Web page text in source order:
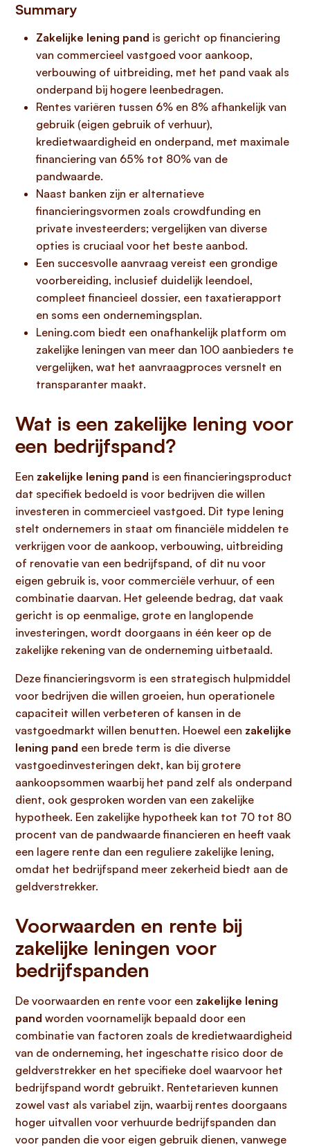
Summary
Zakelijke lening pand is gericht op financiering
van commercieel vastgoed voor aankoop,
verbouwing of uitbreiding, met het pand vaak als
onderpand bij hogere leenbedragen.
Rentes variëren tussen 6% en 8% afhankelijk van
gebruik (eigen gebruik of verhuur),
kredietwaardigheid en onderpand, met maximale
financiering van 65% tot 80% van de
pandwaarde.
Naast banken zijn er alternatieve
financieringsvormen zoals crowdfunding en
private investeerders; vergelijken van diverse
opties is cruciaal voor het beste aanbod.
Een succesvolle aanvraag vereist een grondige
voorbereiding, inclusief duidelijk leendoel,
compleet financieel dossier, een taxatierapport
en soms een ondernemingsplan.
Lening.com biedt een onafhankelijk platform om
zakelijke leningen van meer dan 100 aanbieders te
vergelijken, wat het aanvraagproces versnelt en
transparanter maakt.
Wat is een zakelijke lening voor
een bedrijfspand?
Een zakelijke lening pand is een financieringsproduct
dat specifiek bedoeld is voor bedrijven die willen
investeren in commercieel vastgoed. Dit type lening
stelt ondernemers in staat om financiële middelen te
verkrijgen voor de aankoop, verbouwing, uitbreiding
of renovatie van een bedrijfspand, of dit nu voor
eigen gebruik is, voor commerciële verhuur, of een
combinatie daarvan. Het geleende bedrag, dat vaak
gericht is op eenmalige, grote en langlopende
investeringen, wordt doorgaans in één keer op de
zakelijke rekening van de onderneming uitbetaald.
Deze financieringsvorm is een strategisch hulpmiddel
voor bedrijven die willen groeien, hun operationele
capaciteit willen verbeteren of kansen in de
vastgoedmarkt willen benutten. Hoewel een zakelijke
lening pand een brede term is die diverse
vastgoedinvesteringen dekt, kan bij grotere
aankoopsommen waarbij het pand zelf als onderpand
dient, ook gesproken worden van een zakelijke
hypotheek. Een zakelijke hypotheek kan tot 70 tot 80
procent van de pandwaarde financieren en heeft vaak
een lagere rente dan een reguliere zakelijke lening,
omdat het bedrijfspand meer zekerheid biedt aan de
geldverstrekker.
Voorwaarden en rente bij
zakelijke leningen voor
bedrijfspanden
De voorwaarden en rente voor een zakelijke lening
pand worden voornamelijk bepaald door een
combinatie van factoren zoals de kredietwaardigheid
van de onderneming, het ingeschatte risico door de
geldverstrekker en het specifieke doel waarvoor het
bedrijfspand wordt gebruikt. Rentetarieven kunnen
zowel vast als variabel zijn, waarbij rentes doorgaans
hoger uitvallen voor verhuurde bedrijfspanden dan
voor panden die voor eigen gebruik dienen, vanwege